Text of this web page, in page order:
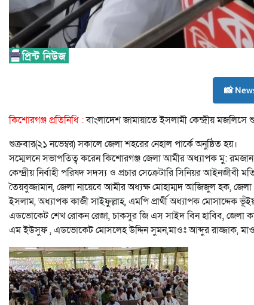
📸
কিশোরগঞ্জ প্রতিনিধি :বাংলাদেশ জামায়াতে ইসলামী কেন্দ্রীয়
শুক্রবার(২১ নভেম্বর) সকালে জেলা শহরের নেহাল পার্কে অনুষ্ঠিত হয়।
সম্মেলনে সভাপতিত্ব করেন কিশোরগঞ্জ জেলা আমীর অধ্যাপক মু: রমজান
কেন্দ্রীয় নির্বাহী পরিষদ সদস্য ও প্রচার সেক্রেটারি সিনিয়র
তৈয়বুজ্জামান, জেলা নায়েবে আমীর অধ্যক্ষ মোহাম্মদ আজিজুল হক,
ইসলাম, অধ্যাপক কাজী সাইফুল্লাহ, এমপি প্রার্থী অধ্যাপক মোসাদ্দেক
এডভোকেট শেখ রোকন রেজা, চাকসুর জি এস সাইদ বিন হাবিব,
এম ইউসুফ , এডভোকেট মোসলেহ উদ্দিন সুমন,মাওঃ আব্দুর রাজ্জাক,